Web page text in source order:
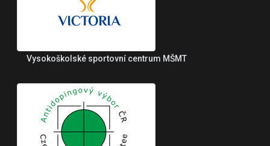
Vysokoškolské sportovní centrum MŠMT